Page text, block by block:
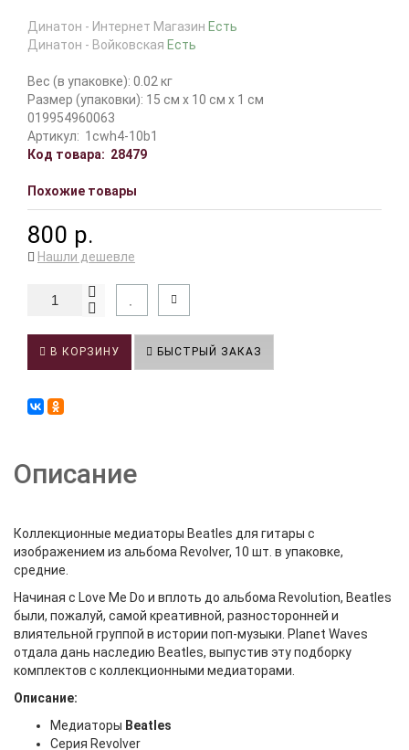
Динатон - Интернет Магазин Есть
Динатон - Войковская Есть
Вес (в упаковке): 0.02 кг
Размер (упаковки): 15 см x 10 см x 1 см
019954960063
Артикул: 1cwh4-10b1
Код товара: 28479
Похожие товары
800 р.
Нашли дешевле
В КОРЗИНУ БЫСТРЫЙ ЗАКАЗ
Описание
Коллекционные медиаторы Beatles для гитары с
изображением из альбома Revolver, 10 шт. в упаковке,
средние.
Начиная с Love Me Do и вплоть до альбома Revolution, Beatles
были, пожалуй, самой креативной, разносторонней и
влиятельной группой в истории поп-музыки. Planet Waves
отдала дань наследию Beatles, выпустив эту подборку
комплектов с коллекционными медиаторами.
Описание:
Медиаторы Beatles
Серия Revolver